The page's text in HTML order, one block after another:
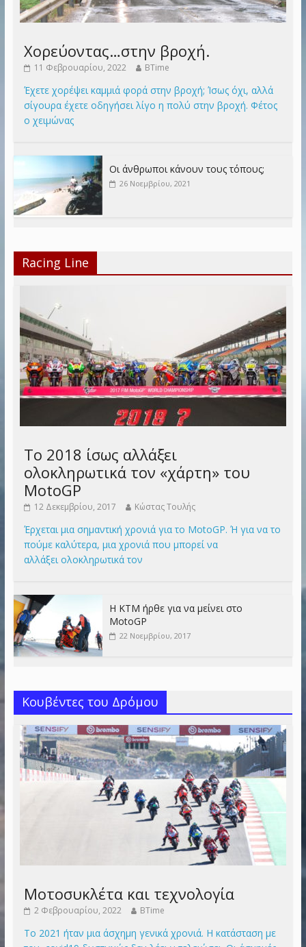
Χορεύοντας…στην βροχή.
11 Φεβρουαρίου, 2022 BTime
Έχετε χορέψει καμμιά φορά στην βροχή; Ίσως όχι, αλλά
σίγουρα έχετε οδηγήσει λίγο η πολύ στην βροχή. Φέτος
ο χειμώνας
Οι άνθρωποι κάνουν τους τόπους;
26 Νοεμβρίου, 2021
Racing Line
Το 2018 ίσως αλλάξει
ολοκληρωτικά τον «χάρτη» του
MotoGP
12 Δεκεμβρίου, 2017 Κώστας Τουλής
Έρχεται μια σημαντική χρονιά για το MotoGP. Ή για να το
πούμε καλύτερα, μια χρονιά που μπορεί να
αλλάξει ολοκληρωτικά τον
Η KTM ήρθε για να μείνει στο
MotoGP
22 Νοεμβρίου, 2017
Κουβέντες του Δρόμου
Μοτοσυκλέτα και τεχνολογία
2 Φεβρουαρίου, 2022 BTime
Το 2021 ήταν μια άσχημη γενικά χρονιά. Η κατάσταση με